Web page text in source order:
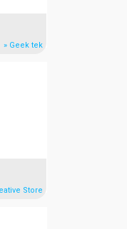
» Geek tek
Store